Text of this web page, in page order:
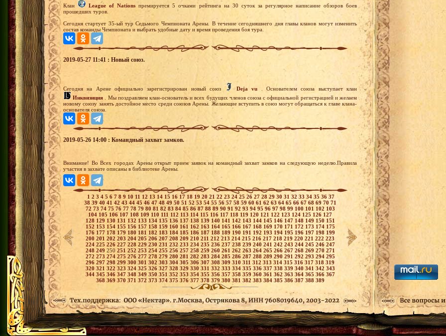
Клан League of Nations премируется 5 очками рейтинга на 30 суток за регулярное написание обзоров боев
прошедших туров.
Сегодня стартует 35-ый тур Седьмого Чемпионата Арены. В течение сегодняшнего дня главы кланов могут изменить
состав команды Чемпионата и выбрать удобные дату и время проведения боя тура.
2019-05-27 11:41 : Новый союз.
Сегодня на Арене официально зарегистрирован новый союз Deja vu . Основателем союза выступает клан
Инквизиция . Мы поздравляем клан-основатель и всех будущих членов союза с официальной регистрацией и желаем
новому союзу занять достойное место среди союзов Арены. Желающие вступить в союз могут обращаться к главе клана-
основателя союза.
2019-05-26 14:00 : Командный захват замков.
Внимание! Во Всех городах Арены открыт прием заявок на командный захват замков на следующую неделю.Правила
участия в захвате описаны в библиотеке Арены.
1 2 3 4 5 6 7 8 9 10 11 12 13 14 15 16 17 18 19 20 21 22 23 24 25 26 27 28 29 30 31 32 33 34 35 36 37
38 3940 41 42 43 44 45 46 47 48 49 50 51 52 53 54 55 56 57 58 59 60 61 62 63 64 65 66 67 68 69 70 71
72 73 74 75 76 77 78 79 80 81 82 83 84 85 86 87 88 89 90 91 92 93 94 95 96 97 98 99 100 101 102 103
104 105 106 107 108 109 110 111 112 113 114 115 116 117 118 119 120 121 122 123 124 125 126 127
128 129 130 131 132 133 134 135 136 137138 139 140 141 142 143 144 145 146 147 148 149 150 151
152 153 154 155 156 157 158 159 160 161 162 163 164 165 166 167 168 169 170 171 172 173 174 175
176 177 178 179 180 181 182 183 184 185 186 187 188 189 190 191 192 193 194 195 196 197 198 199
200 201 202 203 204 205 206 207 208 209 210 211 212213 214 215 216 217 218 219 220 221 222 223
224 225 226 227 228 229 230 231 232 233 234 235 236 237 238 239 240 241 242243 244 245 246 247
248 249 250 251 252 253 254 255 256 257 258 259 260 261 262 263 264 265 266 267 268 269 270 271
272 273 274 275 276 277 278 279 280 281 282 283 284 285 286 287 288 289 290 291 292 293 294 295
296 297 298 299 300 301 302 303 304 305 306 307 308 309 310 311 312 313 314 315 316 317318 319
320 321 322 323 324 325 326 327 328 329 330 331 332 333 334 335 336 337 338 339 340 341 342 343
344 345 346 347 348 349 350 351 352 353 354 355 356 357 358 359 360 361 362 363 364 365 366 367
368 369 370 371 372 373 374 375 376377 378 379 380 381 382 383 384 385 386 387 388 389